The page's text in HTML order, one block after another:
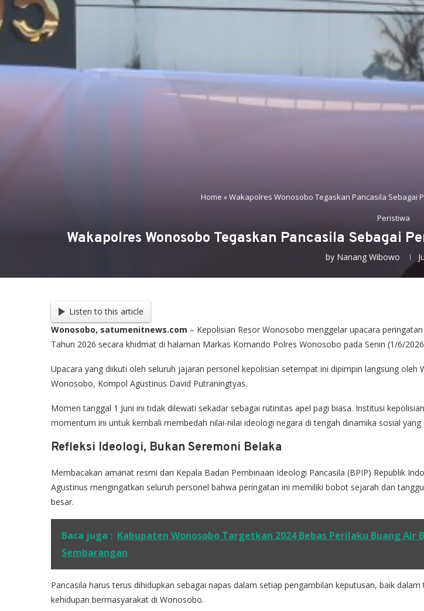
Home »Wakapolres Wonosobo Tegaskan Pancasila Sebagai
Peristiwa
Wakapolres Wonosobo Tegaskan Pancasila Sebagai
by Nanang Wibowo
Listen to this article
Wonosobo, satumenitnews.com – Kepolisian Resor Wonosobo menggelar upacara
Tahun 2026 secara khidmat di halaman Markas Komando Polres Wonosobo pada Senin (1/6/
Upacara yang diikuti oleh seluruh jajaran personel kepolisian setempat ini dipimpin langsung oleh
Wonosobo, Kompol Agustinus David Putraningtyas.
Momen tanggal 1 Juni ini tidak dilewati sekadar sebagai rutinitas apel pagi biasa. Institusi
momentum ini untuk kembali membedah nilai-nilai ideologi negara di tengah dinamika sosial yang
Refleksi Ideologi, Bukan Seremoni Belaka
Membacakan amanat resmi dari Kepala Badan Pembinaan Ideologi Pancasila (BPIP) Republik
Agustinus mengingatkan seluruh personel bahwa peringatan ini memiliki bobot sejarah dan
besar.
Baca juga : Kabupaten Wonosobo Targetkan 2024 Bebas Perilaku Buang Air
Sembarangan
Pancasila harus terus dihidupkan sebagai napas dalam setiap pengambilan keputusan, baik
kehidupan bermasyarakat di Wonosobo.